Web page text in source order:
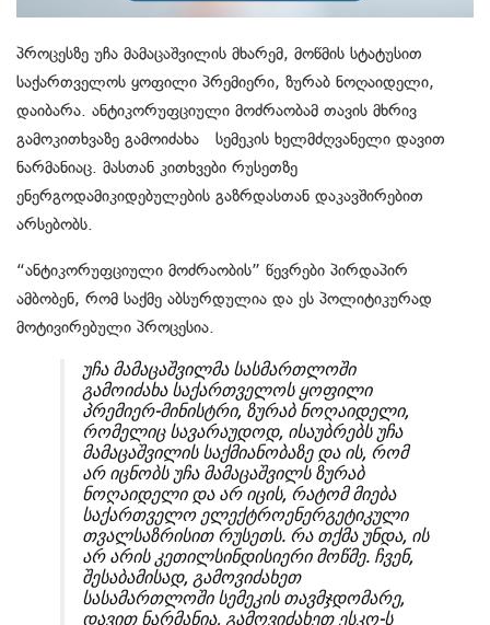
პროცესზე უჩა მამაცაშვილის მხარემ, მოწმის სტატუსით
საქართველოს ყოფილი პრემიერი, ზურაბ ნოღაიდელი,
დაიბარა. ანტიკორუფციული მოძრაობამ თავის მხრივ
გამოკითხვაზე გამოიძახა სემეკის ხელმძღვანელი დავით
ნარმანიაც. მასთან კითხვები რუსეთზე
ენერგოდამიკიდებულების გაზრდასთან დაკავშირებით
არსებობს.
“ანტიკორუფციული მოძრაობის” წევრები პირდაპირ
ამბობენ, რომ საქმე აბსურდულია და ეს პოლიტიკურად
მოტივირებული პროცესია.
უჩა მამაცაშვილმა სასმართლოში
გამოიძახა საქართველოს ყოფილი
პრემიერ-მინისტრი, ზურაბ ნოღაიდელი,
რომელიც სავარაუდოდ, ისაუბრებს უჩა
მამაცაშვილის საქმიანობაზე და ის, რომ
არ იცნობს უჩა მამაცაშვილს ზურაბ
ნოღაიდელი და არ იცის, რატომ მიება
საქართველო ელექტროენერგეტიკული
თვალსაზრისით რუსეთს. რა თქმა უნდა, ის
არ არის კეთილსინდისიერი მოწმე. ჩვენ,
შესაბამისად, გამოვიძახეთ
სასამართლოში სემეკის თავმჯდომარე,
დავით ნარმანია, გამოვიძახეთ ესკო-ს